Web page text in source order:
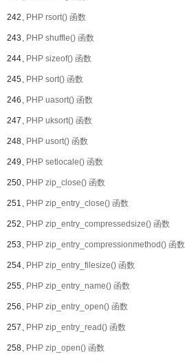
242、PHP rsort() 函数
243、PHP shuffle() 函数
244、PHP sizeof() 函数
245、PHP sort() 函数
246、PHP uasort() 函数
247、PHP uksort() 函数
248、PHP usort() 函数
249、PHP setlocale() 函数
250、PHP zip_close() 函数
251、PHP zip_entry_close() 函数
252、PHP zip_entry_compressedsize() 函数
253、PHP zip_entry_compressionmethod() 函数
254、PHP zip_entry_filesize() 函数
255、PHP zip_entry_name() 函数
256、PHP zip_entry_open() 函数
257、PHP zip_entry_read() 函数
258、PHP zip_open() 函数